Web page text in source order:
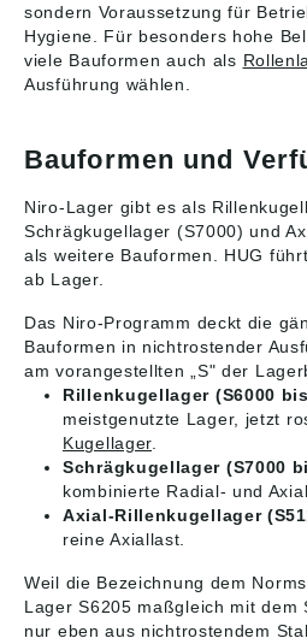
sondern Voraussetzung für
Hygiene. Für besonders hohe
viele Bauformen auch als
Ausführung wählen.
Bauformen und
Niro-Lager gibt es als
Schrägkugellager (S7000) und
als weitere Bauformen. HUG
ab Lager.
Das Niro-Programm deckt die
Bauformen in nichtrostender
am vorangestellten „S" der
Rillenkugellager (S6000
meistgenutzte Lager, jetzt
Kugellager
Schrägkugellager (S7000
kombinierte Radial- und
Axial-Rillenkugellager
reine Axiallast.
Weil die Bezeichnung dem
Lager S6205 maßgleich mit dem
nur eben aus nichtrostendem